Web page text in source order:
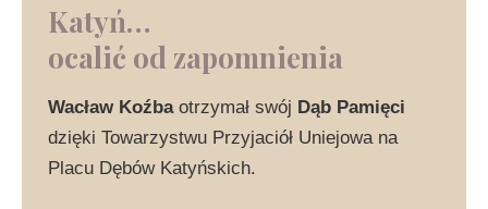
Katyń…
ocalić od zapomnienia
Wacław Koźbaotrzymał swój Dąb Pamięci
dzięki Towarzystwu Przyjaciół Uniejowa na
Placu Dębów Katyńskich.